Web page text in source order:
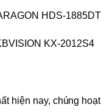
HDS-
KX-2012S4
hiện nay, chúng